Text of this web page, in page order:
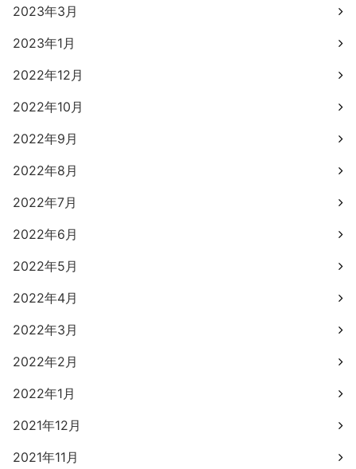
2023年3月
2023年1月
2022年12月
2022年10月
2022年9月
2022年8月
2022年7月
2022年6月
2022年5月
2022年4月
2022年3月
2022年2月
2022年1月
2021年12月
2021年11月